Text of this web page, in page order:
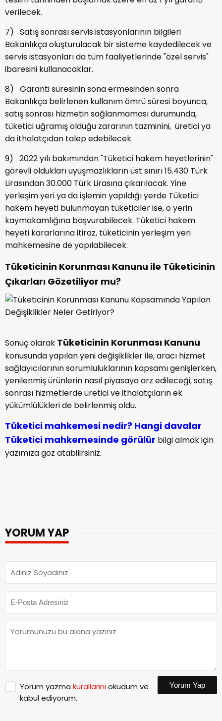
verilecek.
7) Satış sonrası servis istasyonlarının bilgileri
Bakanlıkça oluşturulacak bir sisteme kaydedilecek ve
servis istasyonları da tüm faaliyetlerinde "özel servis"
ibaresini kullanacaklar.
8) Garanti süresinin sona ermesinden sonra
Bakanlıkça belirlenen kullanım ömrü süresi boyunca,
satış sonrası hizmetin sağlanmaması durumunda,
tüketici uğramış olduğu zararının tazminini, üretici ya
da ithalatçıdan talep edebilecek.
9) 2022 yılı bakımından "Tüketici hakem heyetlerinin"
görevli oldukları uyuşmazlıkların üst sınırı 15.430 Türk
Lirasından 30.000 Türk Lirasına çıkarılacak. Yine
yerleşim yeri ya da işlemin yapıldığı yerde Tüketici
hakem heyeti bulunmayan tüketiciler ise, o yerin
kaymakamlığına başvurabilecek. Tüketici hakem
heyeti kararlarına itiraz, tüketicinin yerleşim yeri
mahkemesine de yapılabilecek.
Tüketicinin Korunması Kanunu ile Tüketicinin
Çıkarları Gözetiliyor mu?
Sonuç olarak Tüketicinin Korunması Kanunu
konusunda yapılan yeni değişiklikler ile, aracı hizmet
sağlayıcılarının sorumluluklarının kapsamı genişlerken,
yenilenmiş ürünlerin nasıl piyasaya arz edileceği, satış
sonrası hizmetlerde üretici ve ithalatçıların ek
yükümlülükleri de belirlenmiş oldu.
Tüketici mahkemesi nedir? Hangi davalar
Tüketici mahkemesinde görülür bilgi almak için
yazımıza göz atabilirsiniz.
YORUM YAP
Yorum yazma kurallarınıokudum ve
kabul ediyorum.
Yorum Yap